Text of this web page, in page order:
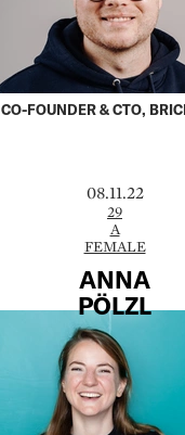
CO-FOUNDER & CTO,
08.11.22
29
A
FEMALE
ANNA
PÖLZL